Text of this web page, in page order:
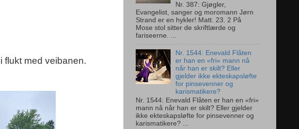
flukt med veibanen.
Nr. 387: Gjøgler,
Evangelist, sanger og moromann Jørn
Strand er en hykler! Matt. 23. 2 På
Mose stol sitter de skriftlærde og
fariseerne. ...
Nr. 1544: Enevald Flåten
er han en «fri» mann nå
når han er skilt? Eller
gjelder ikke ekteskapsløfte
for pinsevenner og
karismatikere?
Nr. 1544: Enevald Flåten er han en «fri»
mann nå når han er skilt? Eller gjelder
ikke ekteskapsløfte for pinsevenner og
karismatikere? ...